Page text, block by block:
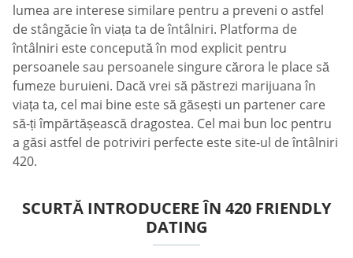
lumea are interese similare pentru a preveni o astfel
de stângăcie în viața ta de întâlniri. Platforma de
întâlniri este concepută în mod explicit pentru
persoanele sau persoanele singure cărora le place să
fumeze buruieni. Dacă vrei să păstrezi marijuana în
viața ta, cel mai bine este să găsești un partener care
să-ți împărtășească dragostea. Cel mai bun loc pentru
a găsi astfel de potriviri perfecte este site-ul de întâlniri
420.
SCURTĂ INTRODUCERE ÎN 420 FRIENDLY
DATING